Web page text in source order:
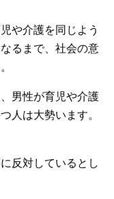
や介護を同じよう
るまで、社会の意
男性が育児や介護
人は大勢います。
反対しているとし